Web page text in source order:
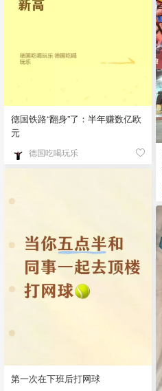
德国铁路“翻身”了：半年赚数亿欧
元
德国吃喝玩乐
第一次在下班后打网球